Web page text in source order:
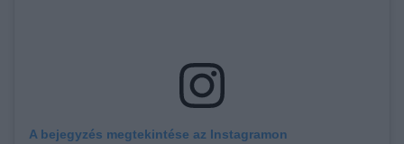
A bejegyzés megtekintése az Instagramon